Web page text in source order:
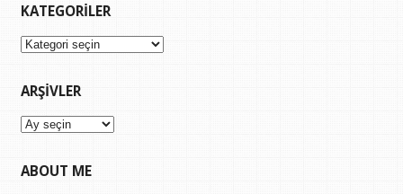
KATEGORILER
Kategoriler
ARŞIVLER
Arşivler
ABOUT ME